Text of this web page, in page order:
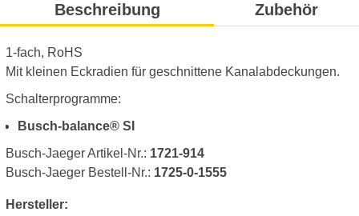
Beschreibung Zubehör
1-fach, RoHS
Mit kleinen Eckradien für geschnittene Kanalabdeckungen.
Schalterprogramme:
Busch-balance® SI
Busch-Jaeger Artikel-Nr.: 1721-914
Busch-Jaeger Bestell-Nr.: 1725-0-1555
Hersteller: